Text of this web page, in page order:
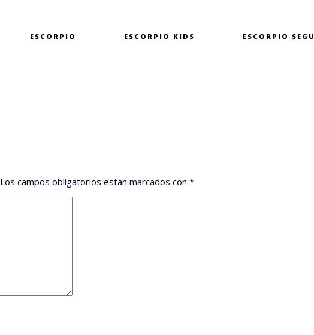
ESCORPIO ESCORPIO KIDS ESCORPIO
Los campos obligatorios están marcados con *